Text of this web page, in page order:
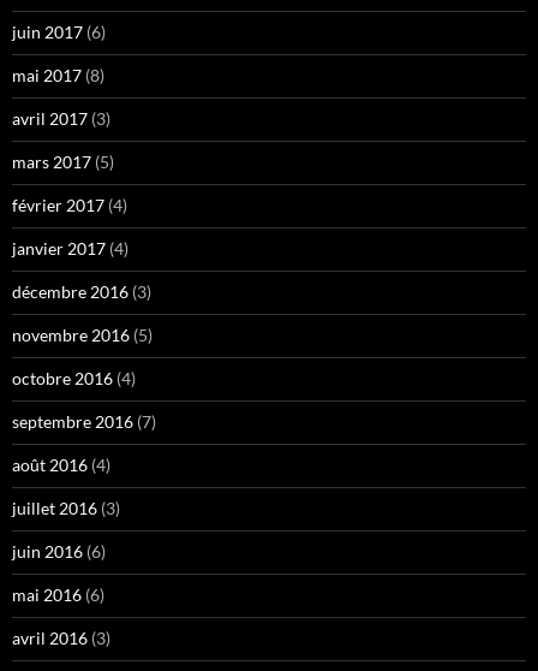
juin 2017 (6)
mai 2017 (8)
avril 2017 (3)
mars 2017 (5)
février 2017 (4)
janvier 2017 (4)
décembre 2016 (3)
novembre 2016 (5)
octobre 2016 (4)
septembre 2016 (7)
août 2016 (4)
juillet 2016 (3)
juin 2016 (6)
mai 2016 (6)
avril 2016 (3)